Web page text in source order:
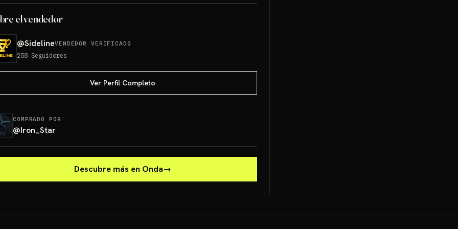
el vendedor
@SidelineVENDEDOR VERIFICADO
258 Seguidores
Ver Perfil Completo
COMPRADO POR
@Iron_Star
Descubre más en Onda→